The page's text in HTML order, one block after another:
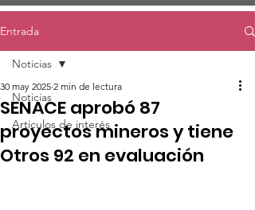
Entrada
Noticias
Articulos de interés
Noticias
SENACE aprobó 87
proyectos mineros y tiene
Otros 92 en evaluación
30 may 2025 2 min de lectura